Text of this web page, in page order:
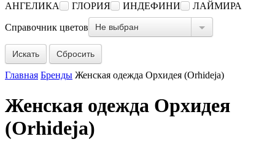
АНГЕЛИКА
ГЛОРИЯ ИНДЕФИНИ ЛАЙМИРА
Справочник цветов Не выбран
Сбросить
Главная Бренды Женская одежда Орхидея (Orhideja)
Женская одежда Орхидея
(Orhideja)